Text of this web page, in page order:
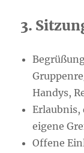
3.
Handys,
Erlaubnis,
eigene
Offene